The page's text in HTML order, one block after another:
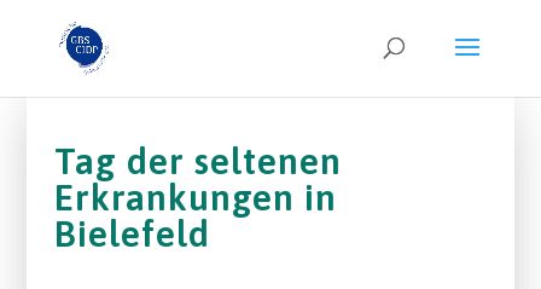
Tag der seltenen
Erkrankungen in
Bielefeld